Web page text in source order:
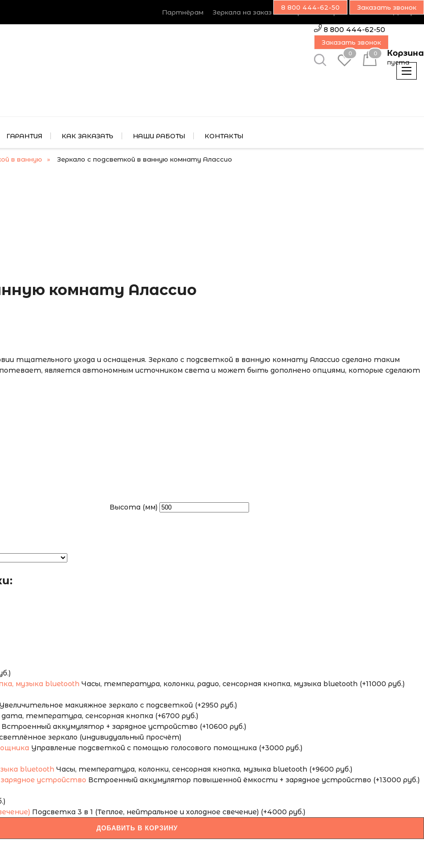
Партнёрам Зеркала на заказ Возврат товара Наш блог Дилерам
8 800 444-62-50
Заказать звонок
0 0 Корзина
пуста
ГАРАНТИЯ КАК ЗАКАЗАТЬ НАШИ РАБОТЫ КОНТАКТЫ
8 800 444-62-50 Заказать звонок
в ванную Зеркало с подсветкой в ванную комнату Алассио
комнату Алассио
тщательного ухода и оснащения. Зеркало с подсветкой в ванную комнату Алассио сделано таким
является автономным источником света и может быть дополнено опциями, которые сделают
Высота (мм)
Часы, температура, колонки, радио, сенсорная кнопка, музыка bluetooth (+11000 руб.)
Увеличительное макияжное зеркало с подсветкой (+2950 руб.)
температура, сенсорная кнопка (+6700 руб.)
Встроенный аккумулятор + зарядное устройство (+10600 руб.)
зеркало (индивидуальный просчёт)
Управление подсветкой с помощью голосового помощника (+3000 руб.)
Часы, температура, колонки, сенсорная кнопка, музыка bluetooth (+9600 руб.)
Встроенный аккумулятор повышенной ёмкости + зарядное устройство (+13000 руб.)
Подсветка 3 в 1 (Теплое, нейтральное и холодное свечение) (+4000 руб.)
ДОБАВИТЬ В КОРЗИНУ